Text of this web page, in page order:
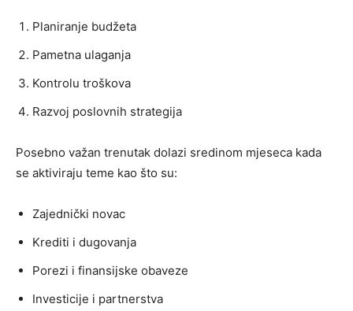
Planiranje budžeta
Pametna ulaganja
Kontrolu troškova
Razvoj poslovnih strategija
Posebno važan trenutak dolazi sredinom mjeseca kada
se aktiviraju teme kao što su:
Zajednički novac
Krediti i dugovanja
Porezi i finansijske obaveze
Investicije i partnerstva